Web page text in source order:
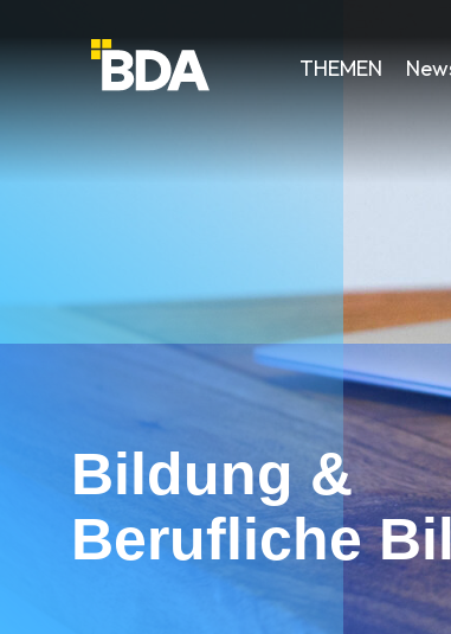
THEMEN
Bildung &
Berufliche